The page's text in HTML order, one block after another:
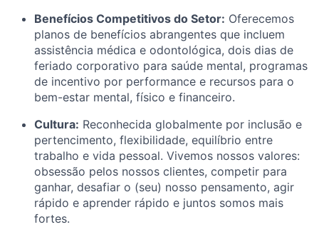
Benefícios Competitivos do Setor: Oferecemos
planos de benefícios abrangentes que incluem
assistência médica e odontológica, dois dias de
feriado corporativo para saúde mental, programas
de incentivo por performance e recursos para o
bem-estar mental, físico e financeiro.
Cultura: Reconhecida globalmente por inclusão e
pertencimento, flexibilidade, equilíbrio entre
trabalho e vida pessoal. Vivemos nossos valores:
obsessão pelos nossos clientes, competir para
ganhar, desafiar o (seu) nosso pensamento, agir
rápido e aprender rápido e juntos somos mais
fortes.